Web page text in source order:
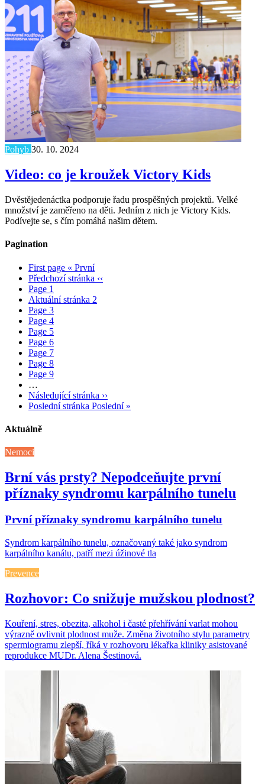
Pohyb 30. 10. 2024
Video: co je kroužek Victory Kids
Dvěstějedenáctka podporuje řadu prospěšných projektů. Velké
množství je zaměřeno na děti. Jedním z nich je Victory Kids.
Podívejte se, s čím pomáhá našim dětem.
Pagination
First page « První
Předchozí stránka ‹‹
Page 1
Aktuální stránka 2
Page 3
Page 4
Page 5
Page 6
Page 7
Page 8
Page 9
…
Následující stránka ››
Poslední stránka Poslední »
Aktuálně
Nemoci
Brní vás prsty? Nepodceňujte první
příznaky syndromu karpálního tunelu
První příznaky syndromu karpálního tunelu
Syndrom karpálního tunelu, označovaný také jako syndrom
karpálního kanálu, patří mezi úžinové tla
Prevence
Rozhovor: Co snižuje mužskou plodnost?
Kouření, stres, obezita, alkohol i časté přehřívání varlat mohou
výrazně ovlivnit plodnost muže. Změna životního stylu parametry
spermiogramu zlepší, říká v rozhovoru lékařka kliniky asistované
reprodukce MUDr. Alena Šestinová.